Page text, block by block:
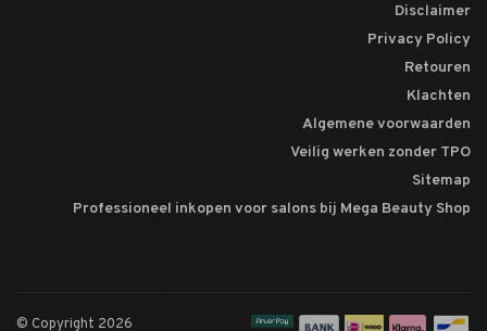
Disclaimer
Privacy Policy
Retouren
Klachten
Algemene voorwaarden
Veilig werken zonder TPO
Sitemap
Professioneel inkopen voor salons bij Mega Beauty Shop
© Copyright 2026